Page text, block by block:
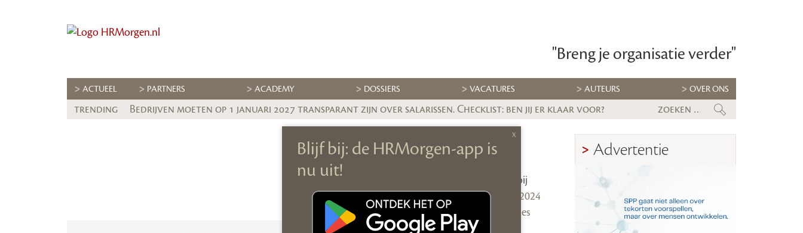
"Breng je organisatie verder"
ACTUEEL PARTNERS ACADEMY DOSSIERS VACATURES AUTEURS OVER ONS
trending Bedrijven moeten op 1 januari 2027 transparant zijn over salarissen. Checklist: ben jij er klaar voor? Kabinet lanceert
Vernooij
4 april 2024
0 reacties
Advertentie